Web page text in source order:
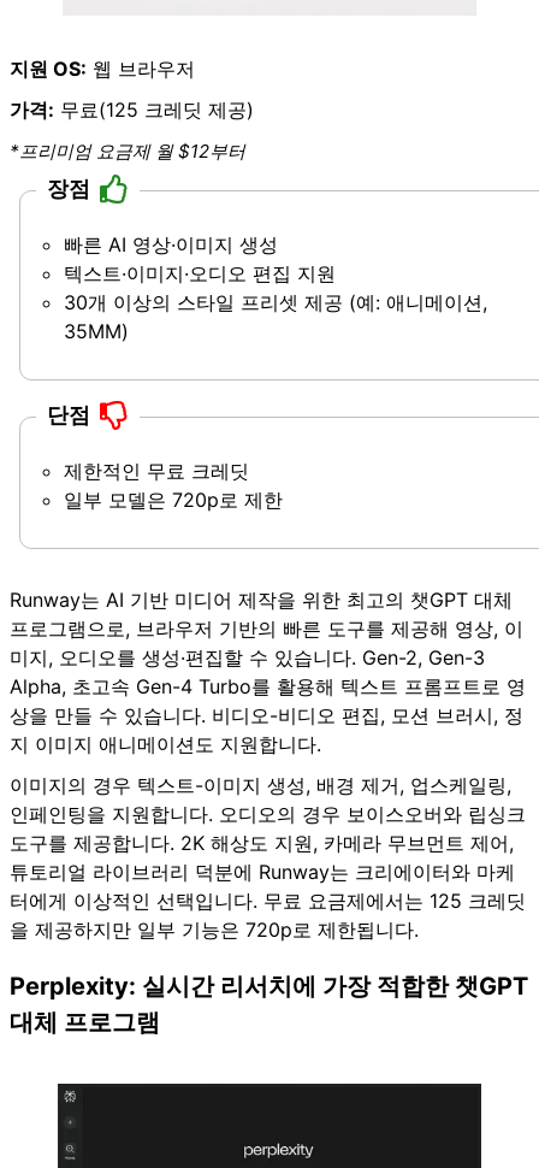
지원 OS: 웹 브라우저
가격: 무료(125 크레딧 제공)
*프리미엄 요금제 월 $12부터
장점
빠른 AI 영상·이미지 생성
텍스트·이미지·오디오 편집 지원
30개 이상의 스타일 프리셋 제공 (예: 애니메이션,
35MM)
단점
제한적인 무료 크레딧
일부 모델은 720p로 제한
Runway는 AI 기반 미디어 제작을 위한 최고의 챗GPT 대체
프로그램으로, 브라우저 기반의 빠른 도구를 제공해 영상, 이
미지, 오디오를 생성·편집할 수 있습니다. Gen-2, Gen-3
Alpha, 초고속 Gen-4 Turbo를 활용해 텍스트 프롬프트로 영
상을 만들 수 있습니다. 비디오-비디오 편집, 모션 브러시, 정
지 이미지 애니메이션도 지원합니다.
이미지의 경우 텍스트-이미지 생성, 배경 제거, 업스케일링,
인페인팅을 지원합니다. 오디오의 경우 보이스오버와 립싱크
도구를 제공합니다. 2K 해상도 지원, 카메라 무브먼트 제어,
튜토리얼 라이브러리 덕분에 Runway는 크리에이터와 마케
터에게 이상적인 선택입니다. 무료 요금제에서는 125 크레딧
을 제공하지만 일부 기능은 720p로 제한됩니다.
Perplexity: 실시간 리서치에 가장 적합한 챗GPT
대체 프로그램